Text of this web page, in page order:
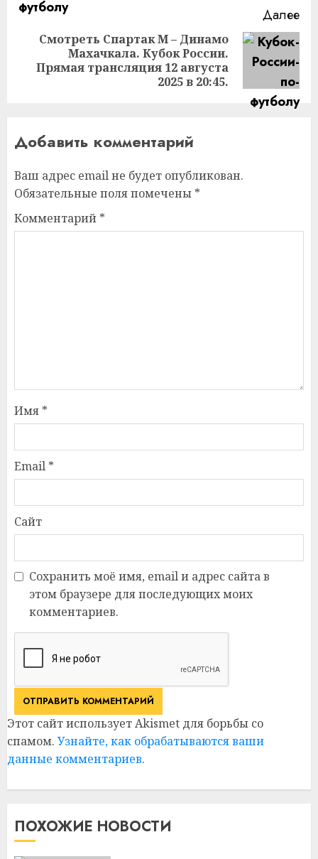
Далее
Следующая
запись:
Смотреть Спартак М – Динамо
Махачкала. Кубок России.
Прямая трансляция 12 августа
2025 в 20:45.
Добавить комментарий
Ваш адрес email не будет опубликован.
Обязательные поля помечены *
Комментарий *
Имя *
Email *
Сайт
Сохранить моё имя, email и адрес сайта в
этом браузере для последующих моих
комментариев.
Этот сайт использует Akismet для борьбы со
спамом. Узнайте, как обрабатываются ваши
данные комментариев.
ПОХОЖИЕ НОВОСТИ